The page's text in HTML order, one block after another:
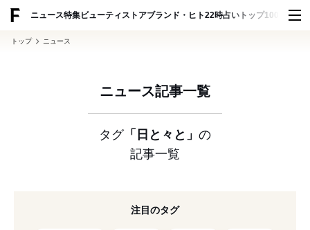
ニュース特集ビューティ ストアブランド・ヒト22時占い トップ100 スナッ
トップ ニュース
ニュース記事一覧
タグ「日と々と」 の
記事一覧
注目のタグ